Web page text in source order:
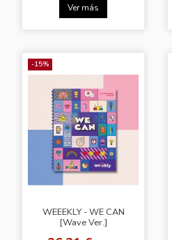
Ver más
-15%
WEEEKLY - WE CAN
[Wave Ver.]